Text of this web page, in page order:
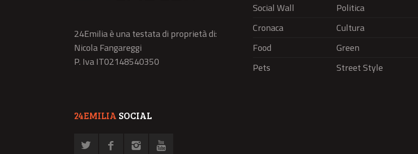
24Emilia è una testata di proprietà di:
Nicola Fangareggi
P. Iva IT02148540350
Social Wall
Politica
Cronaca
Cultura
Food
Green
Pets
Street Style
24EMILIA SOCIAL